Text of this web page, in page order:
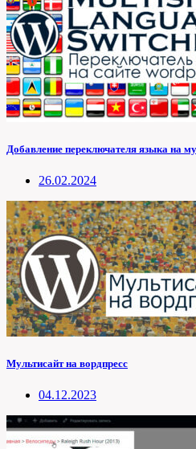
Добавление переключателя языка на
26.02.2024
Мультисайт на вордпресс
04.12.2023